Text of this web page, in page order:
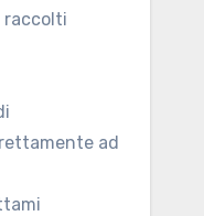
raccolti
ad